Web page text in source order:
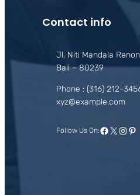
Contact info
Jl. Niti Mandala
Bali – 80239
Phone : (316) 212-
xyz@example.com
Follow Us On:Facebook
X